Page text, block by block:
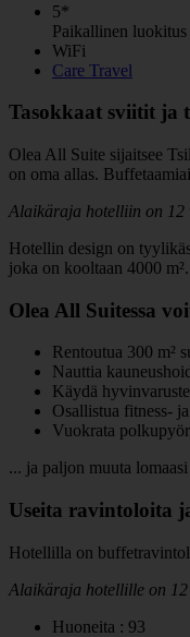
5*
Paikallinen luokitus
WiFi
Care Travel
Tasokkaat sviitit ja
Olea All Suite sijaitsee
on oma allas.
Alaikäraja hotelliin on 12
Hotellin design on
joka on kooltaan 4000 m².
Olea All Suitessa
Rentoutua 300 m²
Nauttia
Käydä
Osallistua fitness-
Vuokrata
... ja paljon muuta
Useita ravintoloita
Hotellilla on
Alaikäraja hotellille on 12
Huoneita : 93